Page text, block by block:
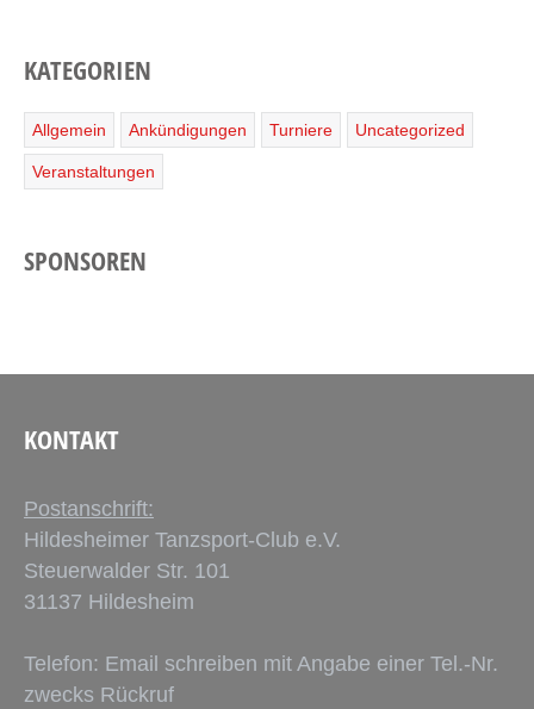
KATEGORIEN
Allgemein Ankündigungen Turniere Uncategorized
Veranstaltungen
SPONSOREN
KONTAKT
Postanschrift:
Hildesheimer Tanzsport-Club e.V.
Steuerwalder Str. 101
31137 Hildesheim
Telefon: Email schreiben mit Angabe einer Tel.-Nr.
zwecks Rückruf